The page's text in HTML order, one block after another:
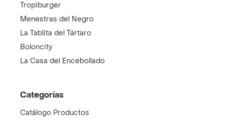
Tropiburger
Menestras del Negro
La Tablita del Tártaro
Boloncity
La Casa del Encebollado
Categorías
Catálogo Productos